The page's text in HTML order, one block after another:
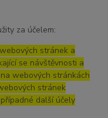
za účelem:
stránek a
se návštěvnosti a
webových stránkách
stránek
další účely